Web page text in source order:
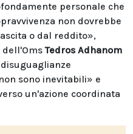
personale che
non dovrebbe
o dal reddito»,
dell'OmsTedros Adhanom
sono inevitabili» e
un'azione coordinata